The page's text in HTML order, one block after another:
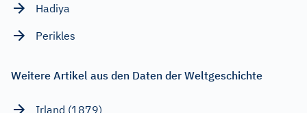
Hadiya
Perikles
Weitere Artikel aus den Daten der Weltgeschichte
Irland (1879)